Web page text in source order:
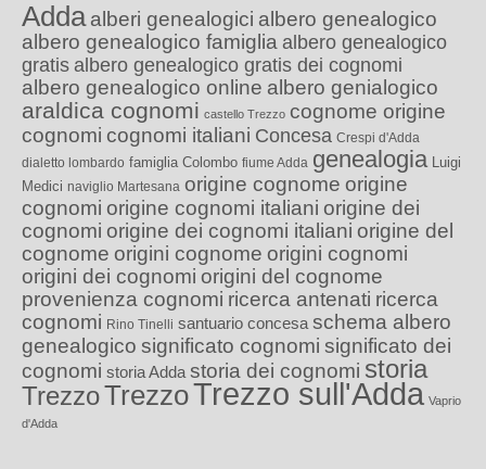
Adda alberi genealogici albero genealogico
albero genealogico famiglia albero genealogico
gratis albero genealogico gratis dei cognomi
albero genealogico online albero genialogico
araldica cognomi castello Trezzo cognome origine
cognomi cognomi italiani Concesa Crespi d'Adda
dialetto lombardo famiglia Colombo fiume Adda genealogia Luigi
Medici naviglio Martesana origine cognome origine
cognomi origine cognomi italiani origine dei
cognomi origine dei cognomi italiani origine del
cognome origini cognome origini cognomi
origini dei cognomi origini del cognome
provenienza cognomi ricerca antenati ricerca
cognomi Rino Tinelli santuario concesa schema albero
genealogico significato cognomi significato dei
cognomi storia Adda storia dei cognomi storia
TrezzoTrezzoTrezzo sull'Adda Vaprio
d'Adda